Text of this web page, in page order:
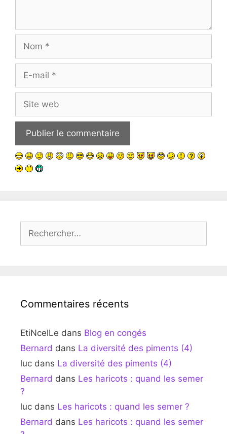
mail
web
Commentaires récents
EtiNcelLe dans Blog en congés
Bernard dans La diversité des piments (4)
luc dans La diversité des piments (4)
Bernard dans Les haricots : quand les semer
?
luc dans Les haricots : quand les semer ?
Bernard dans Les haricots : quand les semer